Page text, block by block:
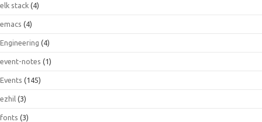
elk stack (4)
emacs (4)
Engineering (4)
event-notes (1)
Events (145)
ezhil (3)
fonts (3)